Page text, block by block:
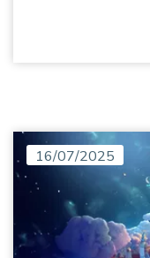
16/07/2025